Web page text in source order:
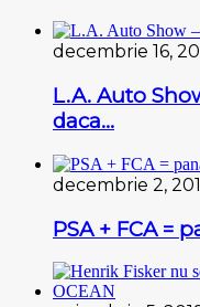
decembrie 16,
L.A. Auto
daca…
decembrie 2,
PSA + FCA =